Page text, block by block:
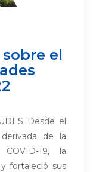
el
Desde el
de la
19, la
fortaleció sus